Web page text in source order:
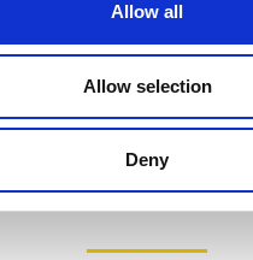
Allow all
Allow selection
Deny
EMBALLAGE
l’expédition par temps